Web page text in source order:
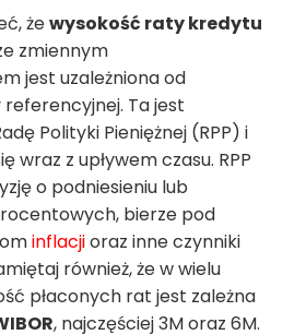
żewysokość raty kredytu
zmiennym
jest uzależniona od
Ta jest
Polityki Pieniężnej (RPP) i
wraz z upływem czasu. RPP
o podniesieniu lub
bierze pod
inflacjioraz inne czynniki
również, że w wielu
płaconych rat jest zależna
, najczęściej 3M oraz 6M.